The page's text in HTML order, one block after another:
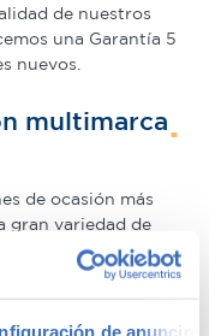
de anuncios
de nuestros
una Garantía 5
nuevos.
multimarca
de ocasión más
gran variedad de
de segunda mano
con la mejor
ven a vernos y te